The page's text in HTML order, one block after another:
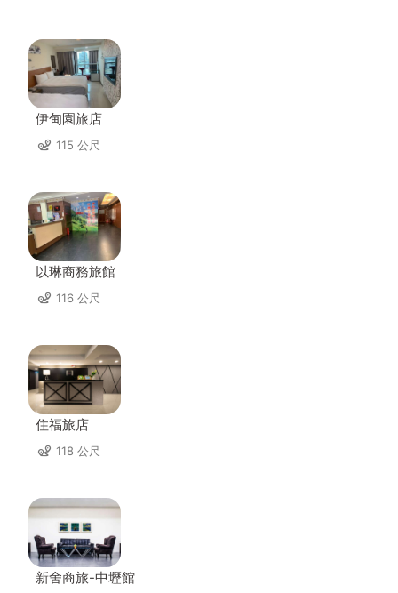
伊甸園旅店
115 公尺
以琳商務旅館
116 公尺
住福旅店
118 公尺
新舍商旅-中壢館